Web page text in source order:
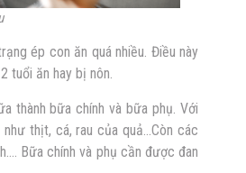
ép con ăn quá nhiều. Điều này
tuổi ăn hay bị nôn.
thành bữa chính và bữa phụ. Với
thịt, cá, rau của quả…Còn các
Bữa chính và phụ cần được đan